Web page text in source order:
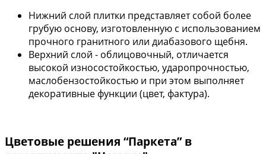
Нижний слой плитки представляет собой более
грубую основу, изготовленную с использованием
прочного гранитного или диабазового щебня.
Верхний слой - облицовочный, отличается
высокой износостойкостью, ударопрочностью,
маслобензостойкостью и при этом выполняет
декоративные функции (цвет, фактура).
Цветовые решения “Паркета” в